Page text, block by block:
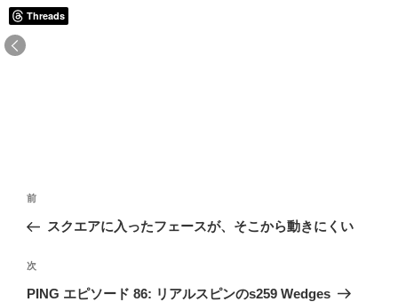
投
ナ
ビ
ゲ
前
の
稿
前
スクエアに入ったフェースが、そこから動きにくい
次
の
次
PING エピソード 86: リアルスピンのs259 Wedges
Threads